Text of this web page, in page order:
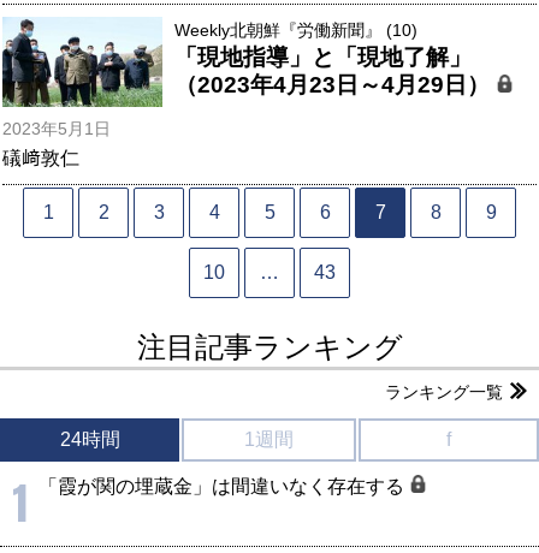
Weekly北朝鮮『労働新聞』 (10)
「現地指導」と「現地了解」
（2023年4月23日～4月29日）
2023年5月1日
礒﨑敦仁
1 2 3 4 5 6 7 8 9
10 … 43
注目記事ランキング
ランキング一覧
24時間 1週間 f
1 「霞が関の埋蔵金」は間違いなく存在する